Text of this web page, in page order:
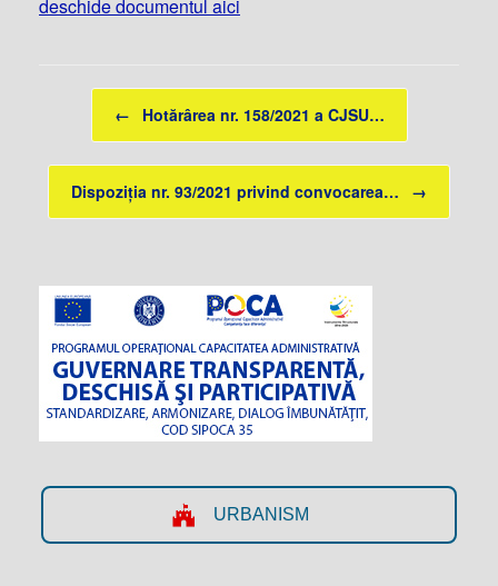
deschide documentul aici
Post navigation
← Hotărârea nr. 158/2021 a CJSU…
Dispoziția nr. 93/2021 privind convocarea… →
URBANISM